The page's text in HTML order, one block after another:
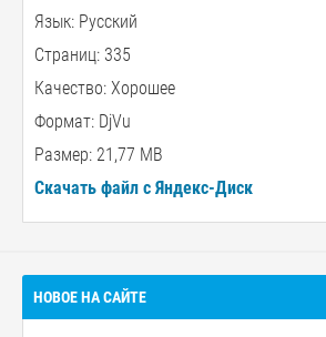
Язык: Русский
Страниц: 335
Качество: Хорошее
Формат: DjVu
Размер: 21,77 MB
Скачать файл с Яндекс-Диск
НОВОЕ НА САЙТЕ